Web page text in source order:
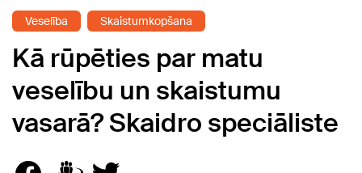
Veselība Skaistumkopšana
Kā rūpēties par matu
veselību un skaistumu
vasarā? Skaidro speciāliste